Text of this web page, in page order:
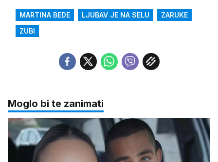
MARTINA BEDE LJUBAV JE NA SELU
ZARUKE
ZUBI
Moglo bi te zanimati